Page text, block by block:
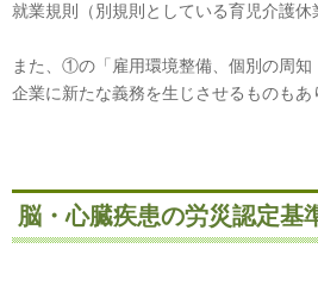
就業規則（別規則としている育児介護
また、①の「雇用環境整備、個別の周
企業に新たな義務を生じさせるものもあ
脳・心臓疾患の労災認定基